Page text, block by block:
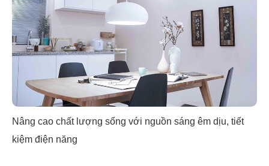
Nâng cao chất lượng sống với nguồn sáng êm dịu, tiết
kiệm điện năng